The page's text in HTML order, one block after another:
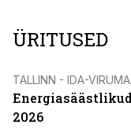
ÜRITUSED
TALLINN - IDA-
2026